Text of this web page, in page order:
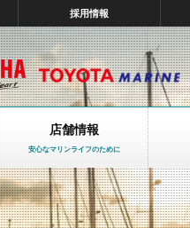
採用情報
店舗情報
安心なマリンライフのために